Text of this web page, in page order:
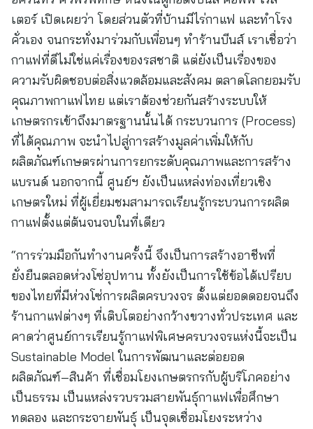
เตอร์ เปิดเผยว่า โดยส่วนตัวที่บ้านมีไร่กาแฟ และทำโรง
คั่วเอง จนกระทั่งมาร่วมกับเพื่อนๆ ทำร้านบีนส์ เราเชื่อว่า
กาแฟที่ดีไม่ใช่แค่เรื่องของรสชาติ แต่ยังเป็นเรื่องของ
ความรับผิดชอบต่อสิ่งแวดล้อมและสังคม ตลาดโลกยอมรับ
คุณภาพกาแฟไทย แต่เราต้องช่วยกันสร้างระบบให้
เกษตรกรเข้าถึงมาตรฐานนั้นได้ กระบวนการ (Process)
ที่ได้คุณภาพ จะนำไปสู่การสร้างมูลค่าเพิ่มให้กับ
ผลิตภัณฑ์เกษตรผ่านการยกระดับคุณภาพและการสร้าง
แบรนด์ นอกจากนี้ ศูนย์ฯ ยังเป็นแหล่งท่องเที่ยวเชิง
เกษตรใหม่ ที่ผู้เยี่ยมชมสามารถเรียนรู้กระบวนการผลิต
กาแฟตั้งแต่ต้นจนจบในที่เดียว
“การร่วมมือกันทำงานครั้งนี้ จึงเป็นการสร้างอาชีพที่
ยั่งยืนตลอดห่วงโซ่อุปทาน ทั้งยังเป็นการใช้ข้อได้เปรียบ
ของไทยที่มีห่วงโซ่การผลิตครบวงจร ตั้งแต่ยอดดอยจนถึง
ร้านกาแฟต่างๆ ที่เติบโตอย่างกว้างขวางทั่วประเทศ และ
คาดว่าศูนย์การเรียนรู้กาแฟพิเศษครบวงจรแห่งนี้จะเป็น
Sustainable Model ในการพัฒนาและต่อยอด
ผลิตภัณฑ์–สินค้า ที่เชื่อมโยงเกษตรกรกับผู้บริโภคอย่าง
เป็นธรรม เป็นแหล่งรวบรวมสายพันธุ์กาแฟเพื่อศึกษา
ทดลอง และกระจายพันธุ์ เป็นจุดเชื่อมโยงระหว่าง